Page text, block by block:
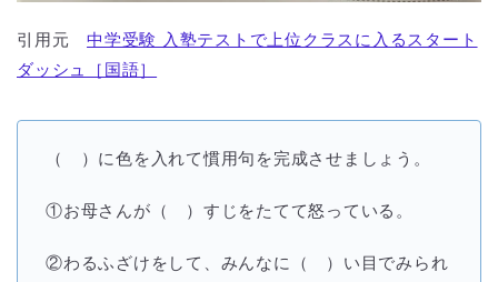
引用元中学受験 入塾テストで上位クラスに入るスタート
ダッシュ［国語］
（ ）に色を入れて慣用句を完成させましょう。
①お母さんが（ ）すじをたてて怒っている。
②わるふざけをして、みんなに（ ）い目でみられ